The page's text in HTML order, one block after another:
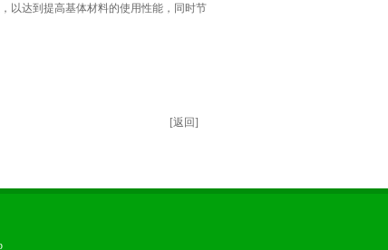
以达到提高基体材料的使用性能，同时节
[返回]